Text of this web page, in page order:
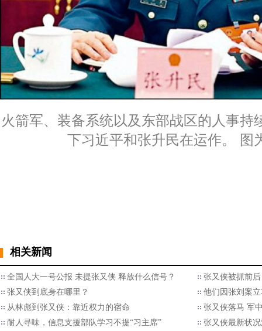
火箭军、装备系统以及东部战区的人事持
下习近平和张升民在运作。 图
相关新闻
全国人大一号公报 未提张又侠 释放什么信号？
张又侠被抓前
张又侠到底身在哪里？
他们因张刘案
从林彪到张又侠：靠近权力的宿命
张又侠落马 军
耐人寻味，信息支援部队学习不提“习主席”
张又侠最新状